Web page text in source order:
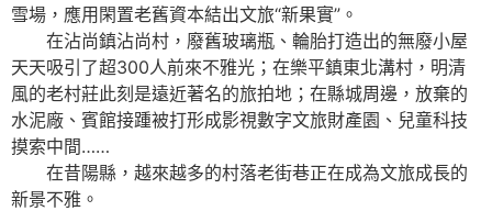
雪場，應用閑置老舊資本結出文旅“新果實”。
在沾尚鎮沾尚村，廢舊玻璃瓶、輪胎打造出的無廢小屋
天天吸引了超300人前來不雅光；在樂平鎮東北溝村，明清
風的老村莊此刻是遠近著名的旅拍地；在縣城周邊，放棄的
水泥廠、賓館接踵被打形成影視數字文旅財產園、兒童科技
摸索中間……
在昔陽縣，越來越多的村落老街巷正在成為文旅成長的
新景不雅。